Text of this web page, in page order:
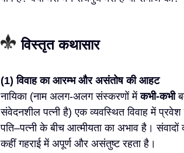
विस्तृत कथासार
(1) विवाह का आरम्भ और असंतोष की आहट
नायिका (नाम अलग-अलग संस्करणों मेंकभी-कभी
संवेदनशील पत्नी है) एक व्यवस्थित विवाह में
पति–पत्नी के बीच आत्मीयता का अभाव है।
कहीं गहराई में अपूर्ण और असंतुष्ट रहता है।